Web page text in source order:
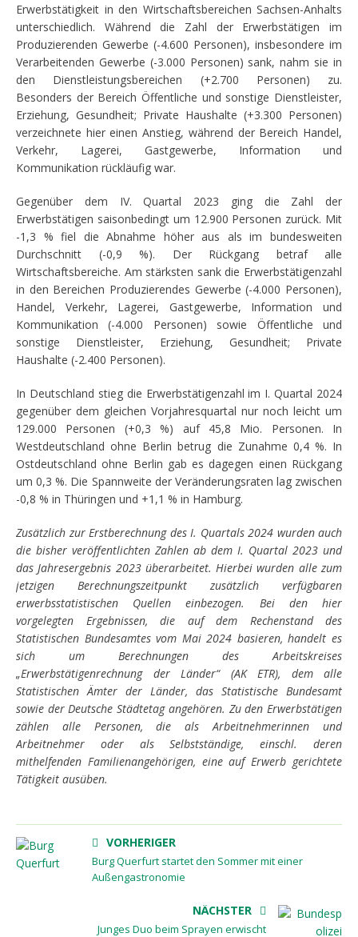
Erwerbstätigkeit in den Wirtschaftsbereichen Sachsen-Anhalts
unterschiedlich. Während die Zahl der Erwerbstätigen im
Produzierenden Gewerbe (-4.600 Personen), insbesondere im
Verarbeitenden Gewerbe (-3.000 Personen) sank, nahm sie in
den Dienstleistungsbereichen (+2.700 Personen) zu.
Besonders der Bereich Öffentliche und sonstige Dienstleister,
Erziehung, Gesundheit; Private Haushalte (+3.300 Personen)
verzeichnete hier einen Anstieg, während der Bereich Handel,
Verkehr, Lagerei, Gastgewerbe, Information und
Kommunikation rückläufig war.
Gegenüber dem IV. Quartal 2023 ging die Zahl der
Erwerbstätigen saisonbedingt um 12.900 Personen zurück. Mit
-1,3 % fiel die Abnahme höher aus als im bundesweiten
Durchschnitt (-0,9 %). Der Rückgang betraf alle
Wirtschaftsbereiche. Am stärksten sank die Erwerbstätigenzahl
in den Bereichen Produzierendes Gewerbe (-4.000 Personen),
Handel, Verkehr, Lagerei, Gastgewerbe, Information und
Kommunikation (-4.000 Personen) sowie Öffentliche und
sonstige Dienstleister, Erziehung, Gesundheit; Private
Haushalte (-2.400 Personen).
In Deutschland stieg die Erwerbstätigenzahl im I. Quartal 2024
gegenüber dem gleichen Vorjahresquartal nur noch leicht um
129.000 Personen (+0,3 %) auf 45,8 Mio. Personen. In
Westdeutschland ohne Berlin betrug die Zunahme 0,4 %. In
Ostdeutschland ohne Berlin gab es dagegen einen Rückgang
um 0,3 %. Die Spannweite der Veränderungsraten lag zwischen
-0,8 % in Thüringen und +1,1 % in Hamburg.
Zusätzlich zur Erstberechnung des I. Quartals 2024 wurden auch
die bisher veröffentlichten Zahlen ab dem I. Quartal 2023 und
das Jahresergebnis 2023 überarbeitet. Hierbei wurden alle zum
jetzigen Berechnungszeitpunkt zusätzlich verfügbaren
erwerbsstatistischen Quellen einbezogen. Bei den hier
vorgelegten Ergebnissen, die auf dem Rechenstand des
Statistischen Bundesamtes vom Mai 2024 basieren, handelt es
sich um Berechnungen des Arbeitskreises
„Erwerbstätigenrechnung der Länder“ (AK ETR), dem alle
Statistischen Ämter der Länder, das Statistische Bundesamt
sowie der Deutsche Städtetag angehören. Zu den Erwerbstätigen
zählen alle Personen, die als Arbeitnehmerinnen und
Arbeitnehmer oder als Selbstständige, einschl. deren
mithelfenden Familienangehörigen, eine auf Erwerb gerichtete
Tätigkeit ausüben.
VORHERIGER
Burg Querfurt startet den Sommer mit einer
Außengastronomie
NÄCHSTER
Junges Duo beim Sprayen erwischt